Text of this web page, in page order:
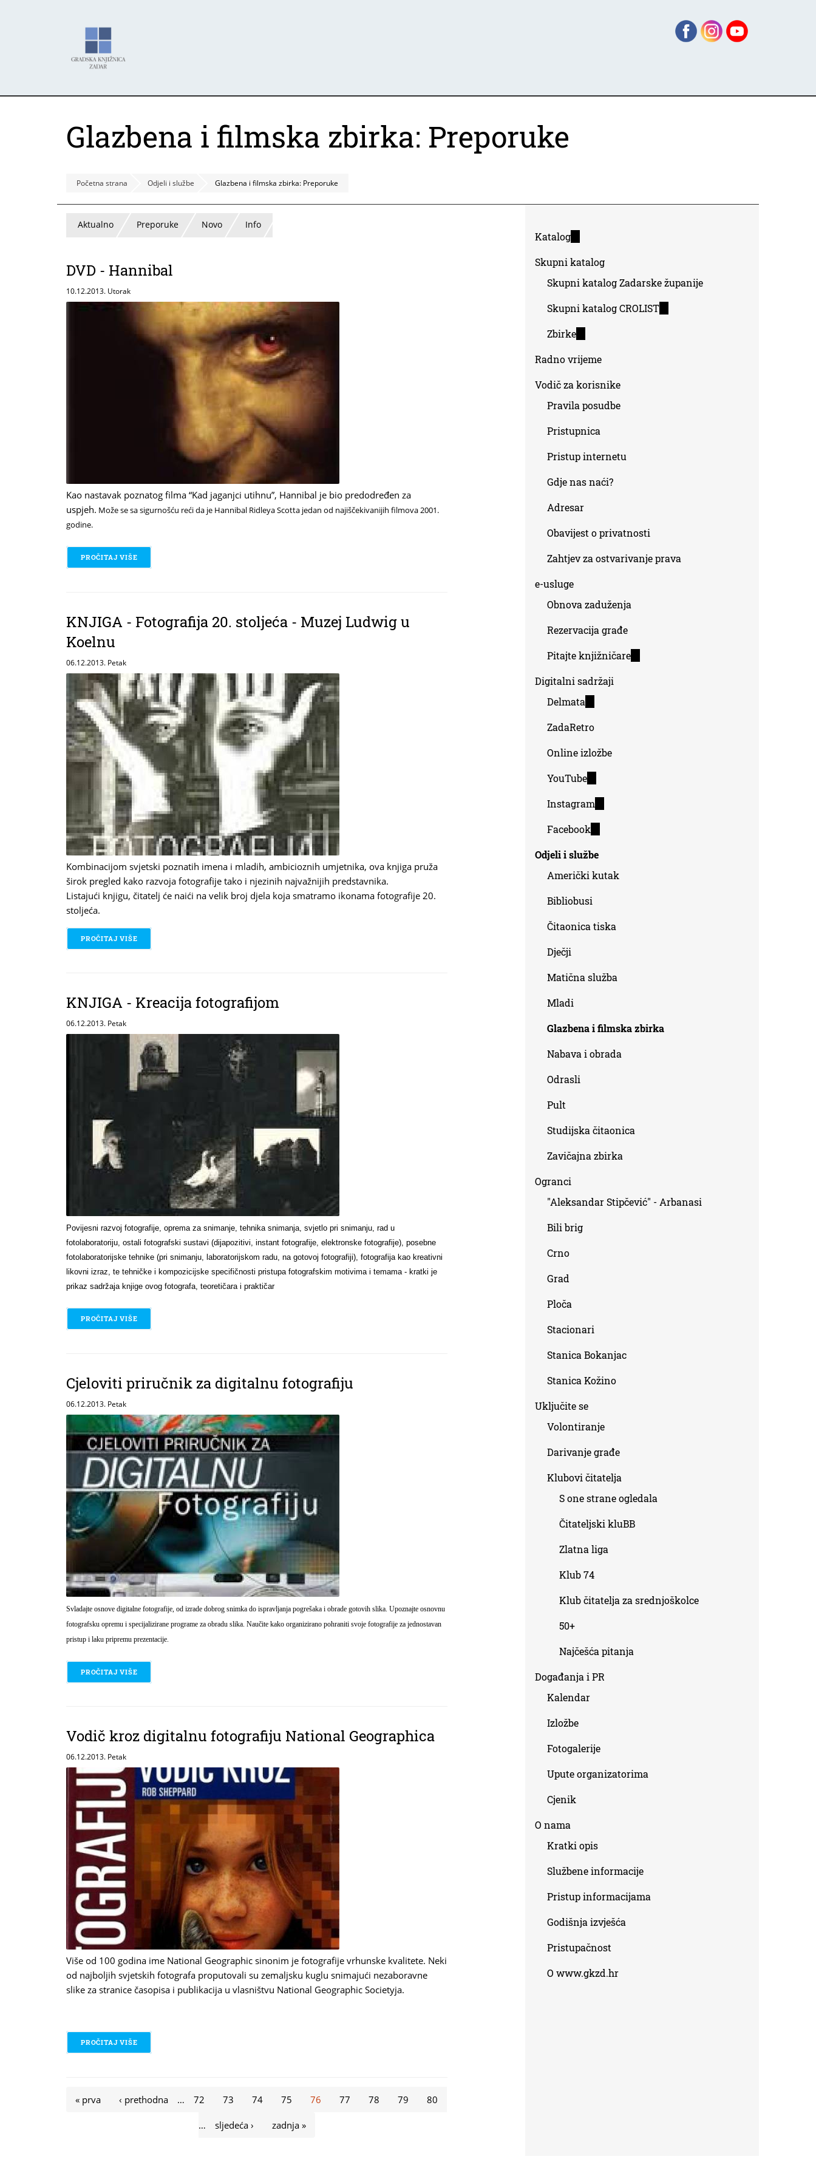
Glazbena i filmska zbirka: Preporuke
Početna strana Odjeli i službe Glazbena i filmska zbirka: Preporuke
Aktualno Preporuke Novo Info
DVD - Hannibal
10.12.2013. Utorak
Kao nastavak poznatog filma “Kad jaganjci utihnu”, Hannibal je bio predodređen za
uspjeh. Može se sa sigurnošću reći da je Hannibal Ridleya Scotta jedan od najiščekivanijih filmova 2001.
godine.
PROČITAJ VIŠE
KNJIGA - Fotografija 20. stoljeća - Muzej Ludwig u
Koelnu
06.12.2013. Petak
Kombinacijom svjetski poznatih imena i mladih, ambicioznih umjetnika, ova knjiga pruža
širok pregled kako razvoja fotografije tako i njezinih najvažnijih predstavnika.
Listajući knjigu, čitatelj će naići na velik broj djela koja smatramo ikonama fotografije 20.
stoljeća.
PROČITAJ VIŠE
KNJIGA - Kreacija fotografijom
06.12.2013. Petak
Povijesni razvoj fotografije, oprema za snimanje, tehnika snimanja, svjetlo pri snimanju, rad u
fotolaboratoriju, ostali fotografski sustavi (dijapozitivi, instant fotografije, elektronske fotografije), posebne
fotolaboratorijske tehnike (pri snimanju, laboratorijskom radu, na gotovoj fotografiji), fotografija kao kreativni
likovni izraz, te tehničke i kompozicijske specifičnosti pristupa fotografskim motivima i temama - kratki je
prikaz sadržaja knjige ovog fotografa, teoretičara i praktičar
PROČITAJ VIŠE
Cjeloviti priručnik za digitalnu fotografiju
06.12.2013. Petak
Svladajte osnove digitalne fotografije, od izrade dobrog snimka do ispravljanja pogrešaka i obrade gotovih slika. Upoznajte osnovnu
fotografsku opremu i specijalizirane programe za obradu slika. Naučite kako organizirano pohraniti svoje fotografije za jednostavan
pristup i laku pripremu prezentacije.
PROČITAJ VIŠE
Vodič kroz digitalnu fotografiju National Geographica
06.12.2013. Petak
Više od 100 godina ime National Geographic sinonim je fotografije vrhunske kvalitete. Neki
od najboljih svjetskih fotografa proputovali su zemaljsku kuglu snimajući nezaboravne
slike za stranice časopisa i publikacija u vlasništvu National Geographic Societyja.
PROČITAJ VIŠE
Stranice
« prva ‹ prethodna … 72 73 74 75 76 77 78 79 80
… sljedeća › zadnja »
Katalog(link
external)
Skupni katalog
Skupni katalog Zadarske županije
Skupni katalog CROLIST(link
Zbirke(link
external)
Radno vrijeme
Vodič za korisnike
Pravila posudbe
Pristupnica
Pristup internetu
Gdje nas naći?
Adresar
Obavijest o privatnosti
Zahtjev za ostvarivanje prava
e-usluge
Obnova zaduženja
Rezervacija građe
Pitajte knjižničare(link
Digitalni sadržaji
Delmata
external)
ZadaRetro
Online izložbe
YouTube(link
external)
Instagram(link
external)
Facebook
external)
Odjeli i službe
Američki kutak
Bibliobusi
Čitaonica tiska
Dječji
Matična služba
Mladi
Glazbena i filmska zbirka
Nabava i obrada
Odrasli
Pult
Studijska čitaonica
Zavičajna zbirka
Ogranci
"Aleksandar Stipčević" - Arbanasi
Bili brig
Crno
Grad
Ploča
Stacionari
Stanica Bokanjac
Stanica Kožino
Uključite se
Volontiranje
Darivanje građe
Klubovi čitatelja
S one strane ogledala
Čitateljski kluBB
Zlatna liga
Klub 74
Klub čitatelja za srednjoškolce
50+
Najčešća pitanja
Događanja i PR
Kalendar
Izložbe
Fotogalerije
Upute organizatorima
Cjenik
O nama
Kratki opis
Službene informacije
Pristup informacijama
Godišnja izvješća
Pristupačnost
O www.gkzd.hr